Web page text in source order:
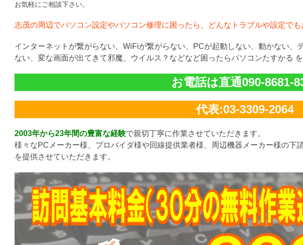
お気軽にご相談下さい。
志茂の周辺でパソコン設定やパソコン修理に困ったら、どんなトラブルや設定でも
インターネットが繋がらない、WiFiが繋がらない、PCが起動しない、動かない、
ない、変な画面が出てきて邪魔、ウイルス？などなど困ったらパソコンたすかる を
お電話は直通090-8681-
代表:03-3309-2064
2003年から23年間の豊富な経験で親切丁寧に作業させていただきます。
様々なPCメーカー様、プロバイダ様や回線提供業者様、周辺機器メーカー様の下
を提供させていただきます。